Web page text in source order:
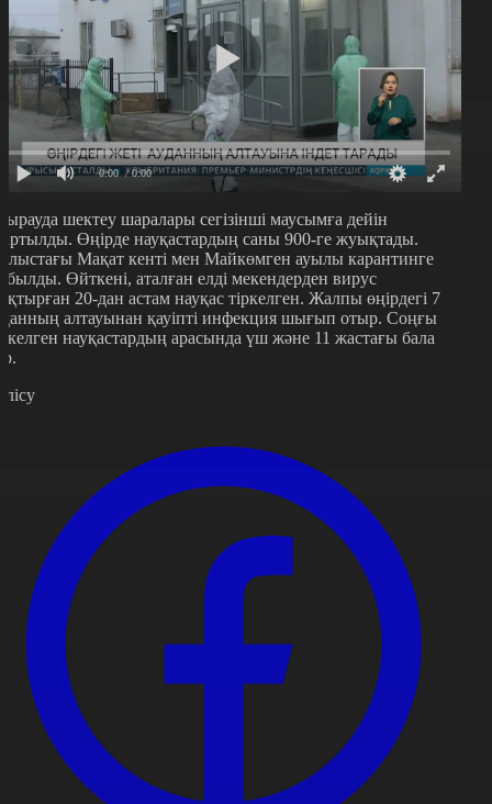
0:00 / 0:00
шектеу шаралары сегізінші маусымға дейін
Өңірде науқастардың саны 900-ге жуықтады.
Мақат кенті мен Майкөмген ауылы карантинге
Өйткені, аталған елді мекендерден вирус
20-дан астам науқас тіркелген. Жалпы өңірдегі 7
алтауынан қауіпті инфекция шығып отыр. Соңғы
науқастардың арасында үш және 11 жастағы бала